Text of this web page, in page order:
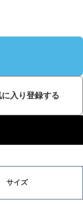
入り登録する
サイズ